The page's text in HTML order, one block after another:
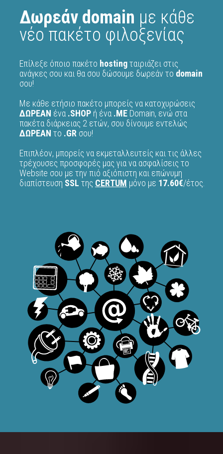
Δωρεάν domain με κάθε
νέο πακέτο φιλοξενίας
Επίλεξε όποιο πακέτο hostingταιριάζει στις
ανάγκες σου και θα σου δώσουμε δωρεάν το domain
σου!
Με κάθε ετήσιο πακέτο μπορείς να κατοχυρώσεις
ΔΩΡΕΑΝ ένα .SHOPή ένα .MEDomain, ενώ στα
πακέτα διάρκειας 2 ετών, σου δίνουμε εντελώς
ΔΩΡΕΑΝ το .GR σου!
Επιπλέον, μπορείς να εκμεταλλευτείς και τις άλλες
τρέχουσες προσφορές μας για να ασφαλίσεις το
Website σου με την πιό αξιόπιστη και επώνυμη
διαπίστευση SSL της CERTUM μόνο με 17.60€/έτος.